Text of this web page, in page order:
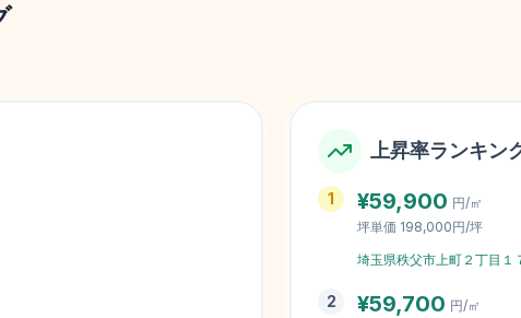
上昇率ランキン
1 ¥59,900 円/㎡
坪単価 198,000円/坪
埼玉県秩父市上町２丁目１
2 ¥59,700 円/㎡